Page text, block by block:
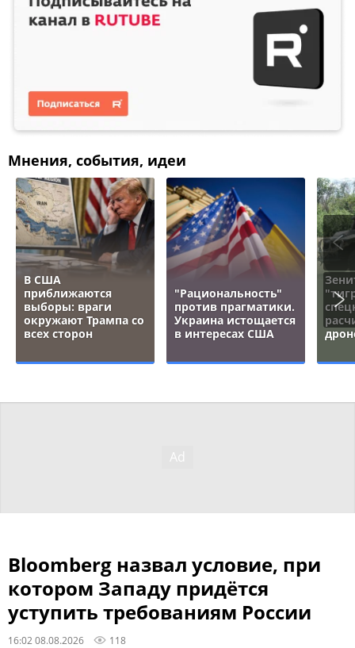
Мнения, события, идеи
В США
приближаются
выборы: враги
окружают Трампа со
всех сторон
"Рациональность"
против прагматики.
Украина истощается
в интересах США
Bloomberg назвал условие, при
котором Западу придётся
уступить требованиям России
16:02 08.08.2026 118